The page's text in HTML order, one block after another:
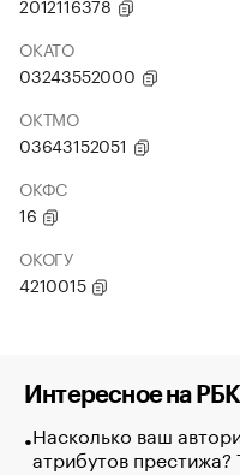
ОКАТО
03243552000
ОКТМО
03643152051
ОКФС
16
ОКОГУ
4210015
Интересное на РБК
Насколько ваш
атрибутов престижа?